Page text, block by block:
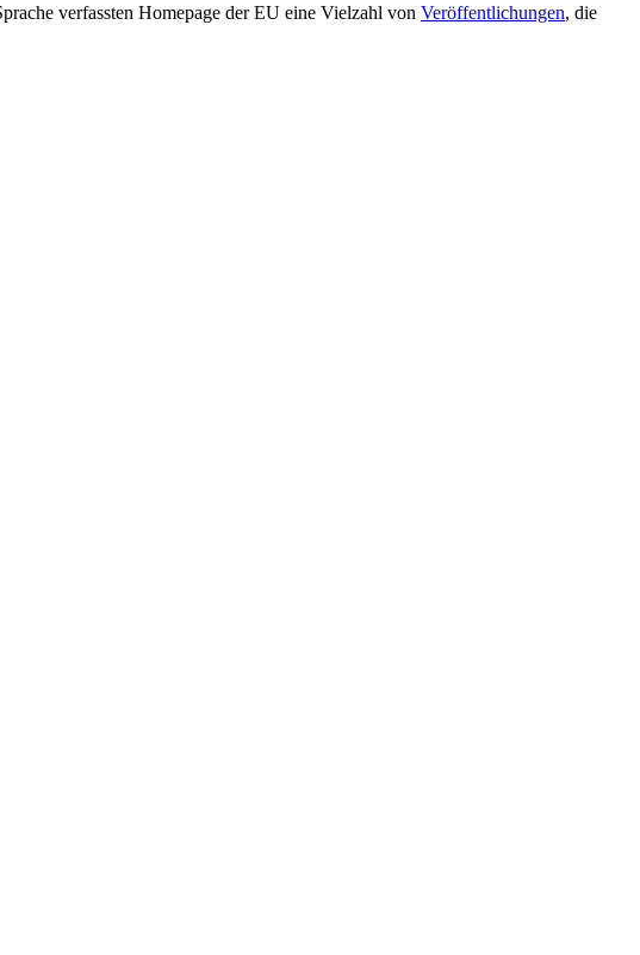
verfassten Homepage der EU eine Vielzahl von Veröffentlichungen, die